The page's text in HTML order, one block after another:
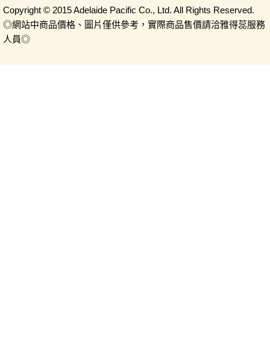
Copyright © 2015 Adelaide Pacific Co., Ltd. All Rights Reserved.
◎網站中商品價格、圖片僅供參考，實際商品售價請洽雅得蕊服務
人員◎